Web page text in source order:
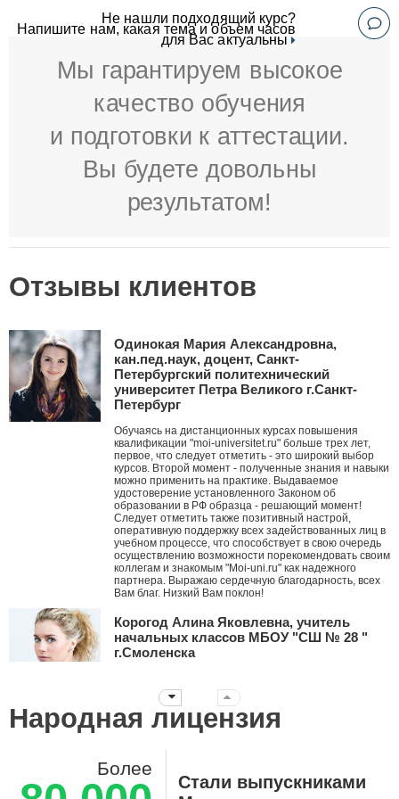
Не нашли подходящий курс?
Напишите нам, какая тема и объем часов
для Вас актуальны
Мы гарантируем высокое
качество обучения
и подготовки к аттестации.
Вы будете довольны
результатом!
Отзывы клиентов
Одинокая Мария Александровна,
кан.пед.наук, доцент, Санкт-
Петербургский политехнический
университет Петра Великого г.Санкт-
Петербург
Обучаясь на дистанционных курсах повышения
квалификации "moi-universitet.ru" больше трех лет,
первое, что следует отметить - это широкий выбор
курсов. Второй момент - полученные знания и навыки
можно применить на практике. Выдаваемое
удостоверение установленного Законом об
образовании в РФ образца - решающий момент!
Следует отметить также позитивный настрой,
оперативную поддержку всех задействованных лиц в
учебном процессе, что способствует в свою очередь
осуществлению возможности порекомендовать своим
коллегам и знакомым "Moi-uni.ru" как надежного
партнера. Выражаю сердечную благодарность, всех
Вам благ. Низкий Вам поклон!
Корогод Алина Яковлевна, учитель
начальных классов МБОУ "СШ № 28 "
г.Смоленска
года. Это ты мне первым рассказал про АМО и я их
стала внедрять в работу, вводя в ступор коллег. За
эти годы нашей дружбы ты давал мне креативные
идеи, заставлял думать, двигаться дальше
развития! Пусть все больше небезразличных
учителей объединяет крыша твоего университета!!!
Народная лицензия
Более
Стали выпускниками